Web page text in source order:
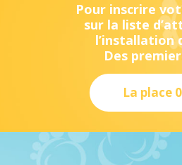
Pour inscrire
sur la liste
l’installation
Des
La place